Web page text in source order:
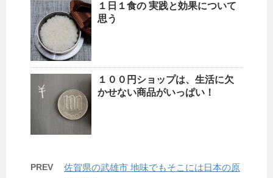
１日１食の 実践と効果について
思う
１００円ショップは、生活に欠
かせない商品がいっぱい！
PREV
佐賀県の武雄市 地味でもそこには日本の原